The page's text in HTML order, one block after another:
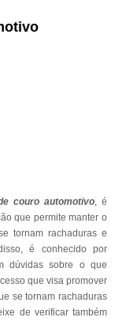
couro automotivo, é
que permite manter o
tornam rachaduras e
é conhecido por
dúvidas sobre o que
que visa promover
se tornam rachaduras
de verificar também